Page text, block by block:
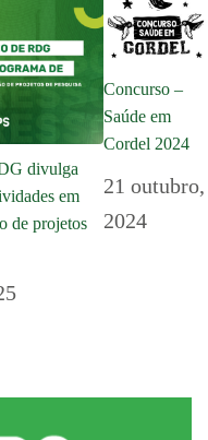
divulga
em
de projetos
Concurso –
Saúde em
Cordel 2024
21 outubro,
2024